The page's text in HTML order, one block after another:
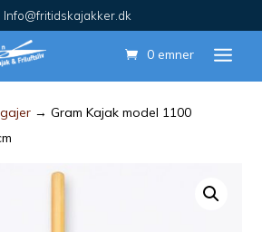
0 emner
→ Gram Kajak model 1100